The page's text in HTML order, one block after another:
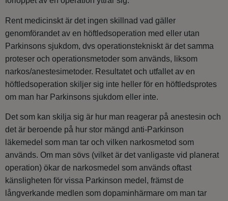
Rent medicinskt är det ingen skillnad vad gäller
genomförandet av en höftledsoperation med eller utan
Parkinsons sjukdom, dvs operationstekniskt är det samma
proteser och operationsmetoder som används, liksom
narkos/anestesimetoder. Resultatet och utfallet av en
höftledsoperation skiljer sig inte heller för en höftledsprotes
om man har Parkinsons sjukdom eller inte.
Det som kan skilja sig är hur man reagerar på anestesin och
det är beroende på hur stor mängd anti-Parkinson
läkemedel som man tar och vilken narkosmetod som
används. Om man sövs (vilket är det vanligaste vid planerat
operation) ökar de narkosmedel som används oftast
känsligheten för vissa Parkinson medel, främst de
långverkande medlen som dopaminhärmare om man tar